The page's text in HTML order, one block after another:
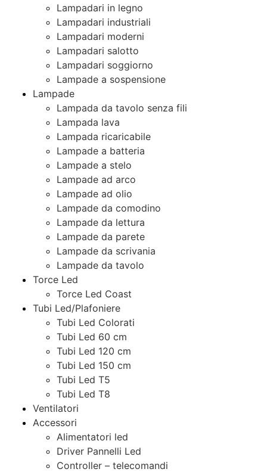
Lampadari in legno
Lampadari industriali
Lampadari moderni
Lampadari salotto
Lampadari soggiorno
Lampade a sospensione
Lampade
Lampada da tavolo senza fili
Lampada lava
Lampada ricaricabile
Lampade a batteria
Lampade a stelo
Lampade ad arco
Lampade ad olio
Lampade da comodino
Lampade da lettura
Lampade da parete
Lampade da scrivania
Lampade da tavolo
Torce Led
Torce Led Coast
Tubi Led/Plafoniere
Tubi Led Colorati
Tubi Led 60 cm
Tubi Led 120 cm
Tubi Led 150 cm
Tubi Led T5
Tubi Led T8
Ventilatori
Accessori
Alimentatori led
Driver Pannelli Led
Controller – telecomandi